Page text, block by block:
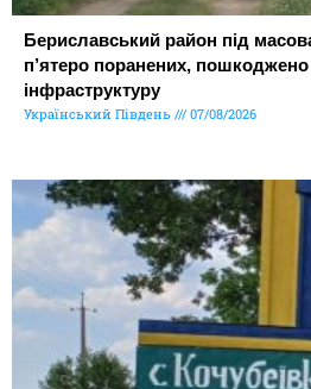
Бериславський район під
п’ятеро поранених,
інфраструктуру
Український Південь 07/08/2026